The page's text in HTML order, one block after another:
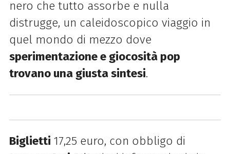
nero che tutto assorbe e nulla
distrugge, un caleidoscopico viaggio in
quel mondo di mezzo dove
sperimentazione e giocosità pop
trovano una giusta sintesi.
Biglietti 17,25 euro, con obbligo di